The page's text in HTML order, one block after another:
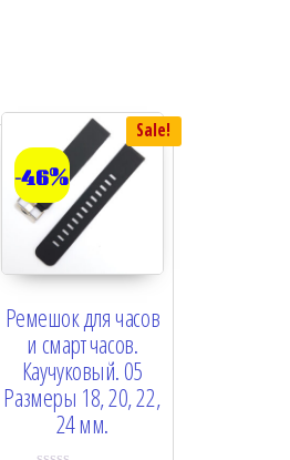
Sale!
-46%
Ремешок для часов
и смарт часов.
Каучуковый. 05
Размеры 18, 20, 22,
24 мм.